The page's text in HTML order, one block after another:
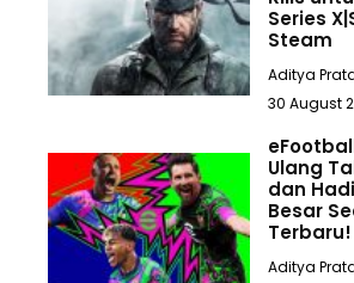
Series
Steam
Aditya
30 August
Ulang
dan
Besar
Terbaru!
Aditya